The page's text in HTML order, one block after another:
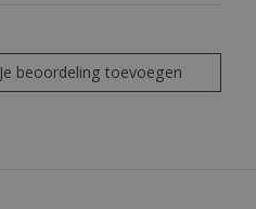
Je beoordeling toevoegen